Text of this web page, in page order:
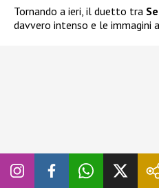
Tornando a ieri, il duetto tra
davvero intenso e le immagini